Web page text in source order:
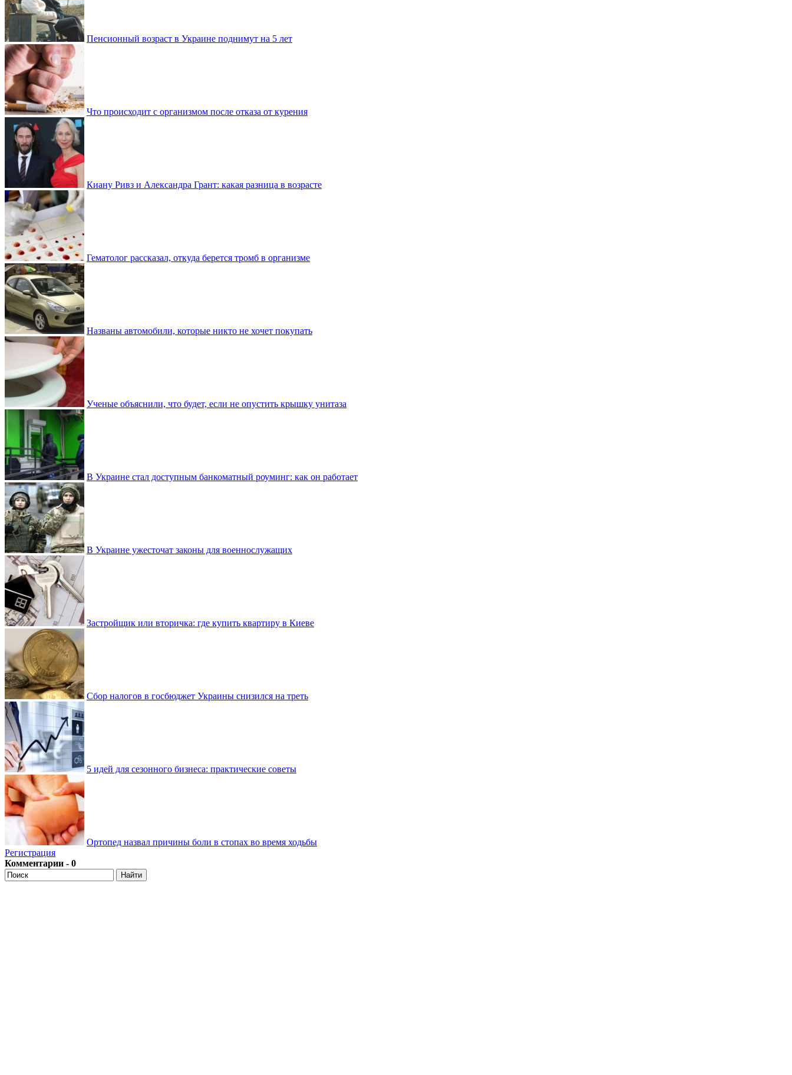
Пенсионный возраст в Украине поднимут на 5 лет
Что происходит с организмом после отказа от курения
Киану Ривз и Александра Грант: какая разница в возрасте
Гематолог рассказал, откуда берется тромб в организме
Названы автомобили, которые никто не хочет покупать
Ученые объяснили, что будет, если не опустить крышку унитаза
В Украине стал доступным банкоматный роуминг: как он работает
В Украине ужесточат законы для военнослужащих
Застройщик или вторичка: где купить квартиру в Киеве
Сбор налогов в госбюджет Украины снизился на треть
5 идей для сезонного бизнеса: практические советы
Ортопед назвал причины боли в стопах во время ходьбы
Регистрация
Комментарии - 0